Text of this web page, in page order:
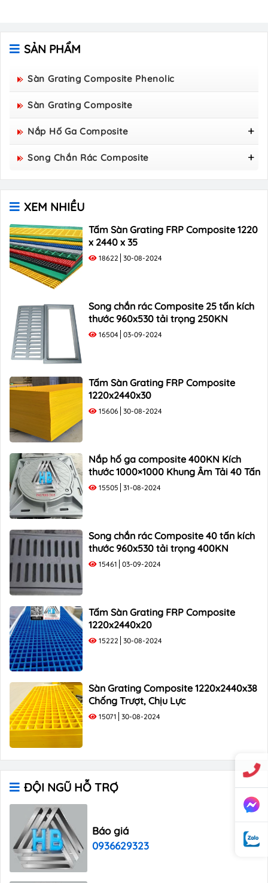
SẢN PHẨM
Sàn Grating Composite Phenolic
Sàn Grating Composite
Nắp Hố Ga Composite
Nắp Hố Ga Composite 800x800
Nắp Hố Ga Composite 850×850
Nắp Hố Ga Composite 900×900
Nắp Hố Ga Composite 1000x1000
Song Chắn Rác Composite
Song Chắn Rác Composite 960x530
Song Chắn Rác Composite 1000x300
Song Chắn Rác Composite 1000×400
Song Chắn Rác Composite 1000×500
XEM NHIỀU
Tấm Sàn Grating FRP Composite 1220
x 2440 x 35
18622 30-08-2024
Song chắn rác Composite 25 tấn kích
thước 960x530 tải trọng 250KN
16504 03-09-2024
Tấm Sàn Grating FRP Composite
1220x2440x30
15606 30-08-2024
Nắp hố ga composite 400KN Kích
thước 1000×1000 Khung Âm Tải 40 Tấn
15505 31-08-2024
Song chắn rác Composite 40 tấn kích
thước 960x530 tải trọng 400KN
15461 03-09-2024
Tấm Sàn Grating FRP Composite
1220x2440x20
15222 30-08-2024
Sàn Grating Composite 1220x2440x38
Chống Trượt, Chịu Lực
15071 30-08-2024
ĐỘI NGŨ HỖ TRỢ
Báo giá
0936629323